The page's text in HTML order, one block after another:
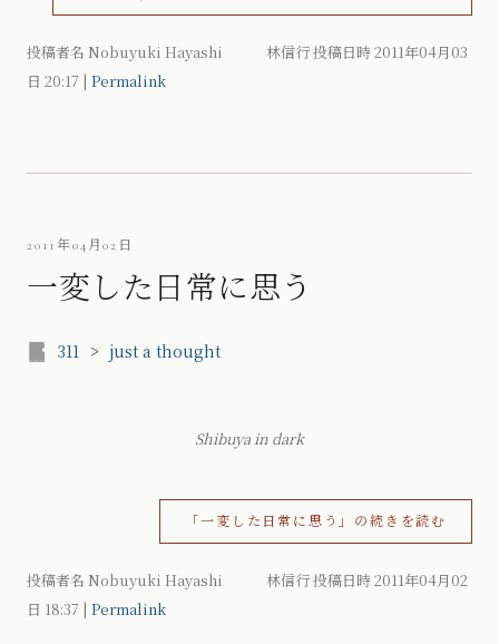
投稿者名 Nobuyuki Hayashi 林信行 投稿日時 2011年04月03
日 20:17 | Permalink
2011年04月02日
一変した日常に思う
311 > just a thought
Shibuya in dark
「一変した日常に思う」の続きを読む
投稿者名 Nobuyuki Hayashi 林信行 投稿日時 2011年04月02
日 18:37 | Permalink